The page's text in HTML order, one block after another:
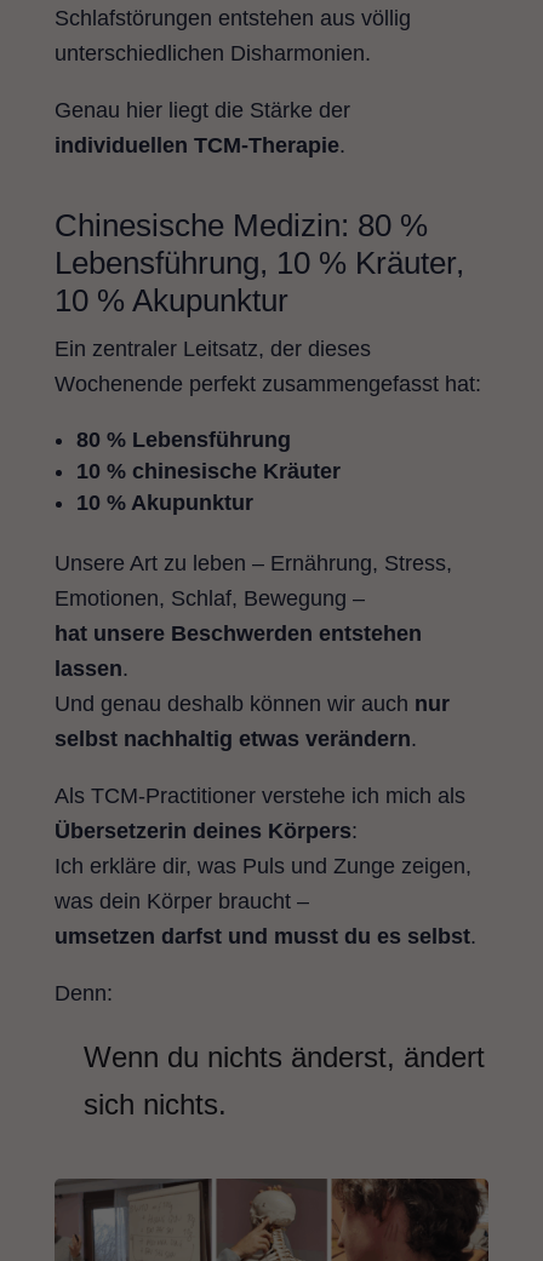
Schlafstörungen entstehen aus völlig
unterschiedlichen Disharmonien.
Genau hier liegt die Stärke der
individuellen TCM-Therapie.
Chinesische Medizin: 80 %
Lebensführung, 10 % Kräuter,
10 % Akupunktur
Ein zentraler Leitsatz, der dieses
Wochenende perfekt zusammengefasst hat:
80 % Lebensführung
10 % chinesische Kräuter
10 % Akupunktur
Unsere Art zu leben – Ernährung, Stress,
Emotionen, Schlaf, Bewegung –
hat unsere Beschwerden entstehen
lassen.
Und genau deshalb können wir auch nur
selbst nachhaltig etwas verändern.
Als TCM-Practitioner verstehe ich mich als
Übersetzerin deines Körpers:
Ich erkläre dir, was Puls und Zunge zeigen,
was dein Körper braucht –
umsetzen darfst und musst du es selbst.
Denn:
Wenn du nichts änderst, ändert
sich nichts.